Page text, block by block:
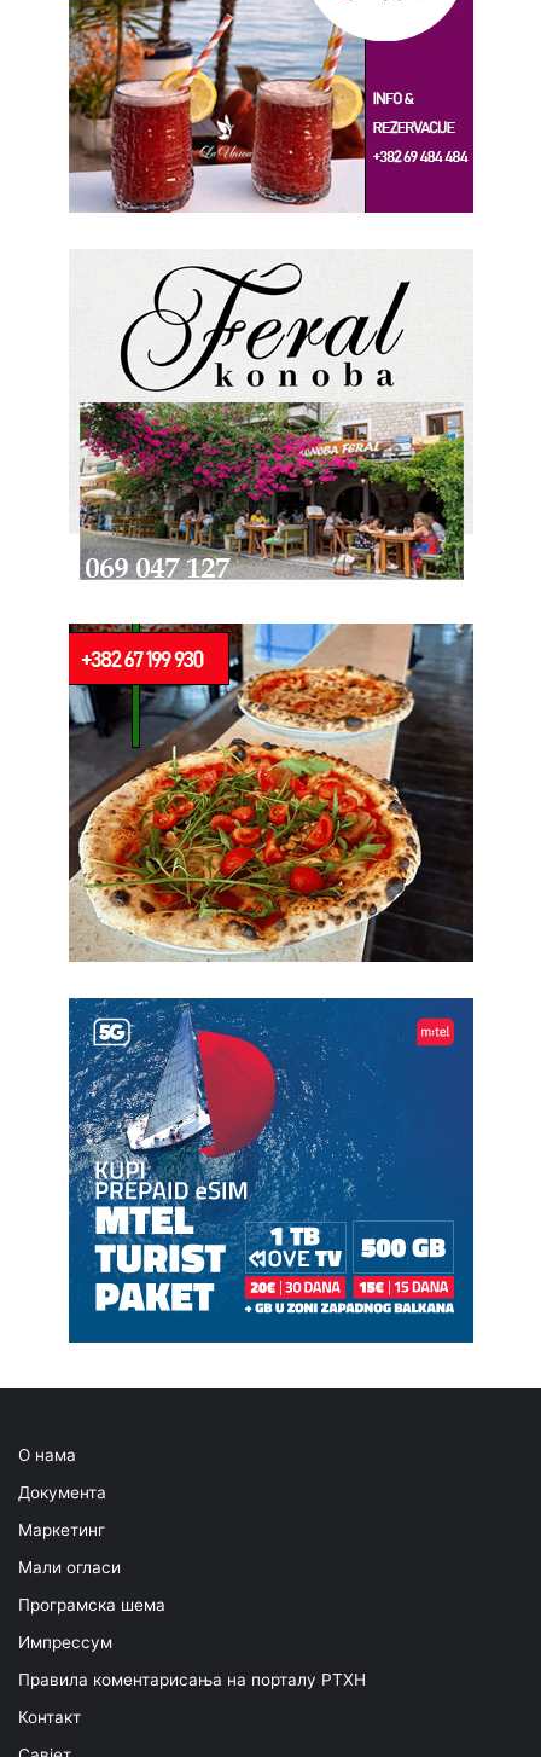
О нама
Документа
Маркетинг
Мали огласи
Програмска шема
Импрессум
Правила коментарисања на порталу РТХН
Контакт